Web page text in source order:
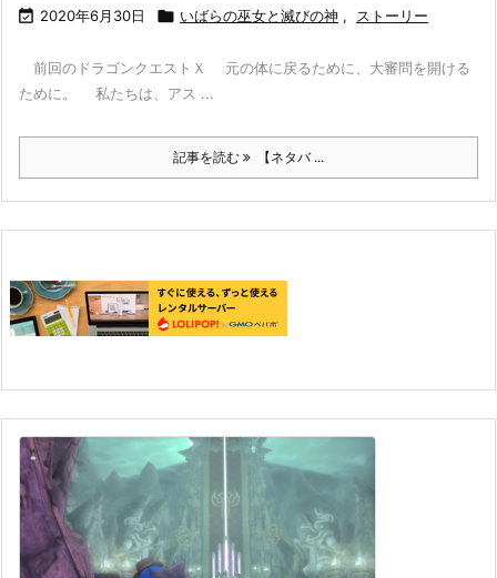
 2020年6月30日  いばらの巫女と滅びの神 , ストーリー
前回のドラゴンクエストＸ 元の体に戻るために、大審問を開ける
ために。 私たちは、アス ...
記事を読む 【ネタバ ...